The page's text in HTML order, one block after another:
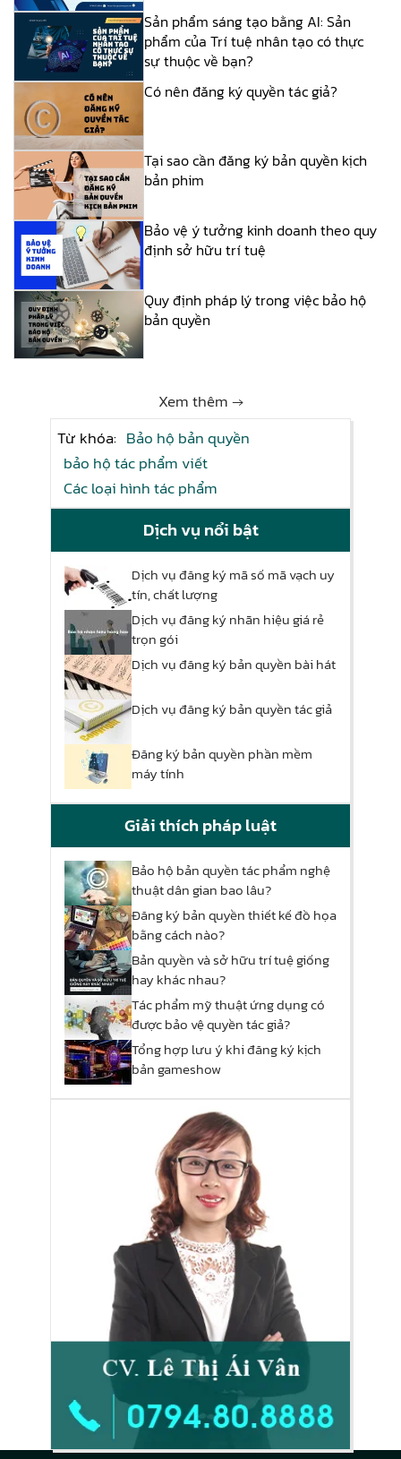
Sản phẩm sáng tạo bằng AI: Sản
phẩm của Trí tuệ nhân tạo có thực
sự thuộc về bạn?
Có nên đăng ký quyền tác giả?
Tại sao cần đăng ký bản quyền kịch
bản phim
Bảo vệ ý tưởng kinh doanh theo quy
định sở hữu trí tuệ
Quy định pháp lý trong việc bảo hộ
bản quyền
Xem thêm →
Từ khóa: Bảo hộ bản quyền
bảo hộ tác phẩm viết
Các loại hình tác phẩm
Dịch vụ nổi bật
Dịch vụ đăng ký mã số mã vạch uy
tín, chất lượng
Dịch vụ đăng ký nhãn hiệu giá rẻ
trọn gói
Dịch vụ đăng ký bản quyền bài hát
Dịch vụ đăng ký bản quyền tác giả
Đăng ký bản quyền phần mềm
máy tính
Giải thích pháp luật
Bảo hộ bản quyền tác phẩm nghệ
thuật dân gian bao lâu?
Đăng ký bản quyền thiết kế đồ họa
bằng cách nào?
Bản quyền và sở hữu trí tuệ giống
hay khác nhau?
Tác phẩm mỹ thuật ứng dụng có
được bảo vệ quyền tác giả?
Tổng hợp lưu ý khi đăng ký kịch
bản gameshow